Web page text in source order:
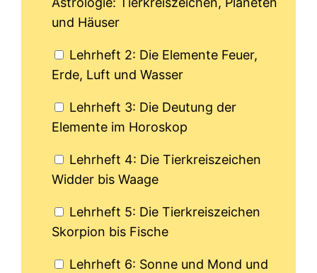
und Häuser
Lehrheft 2: Die Elemente Feuer,
Erde, Luft und Wasser
Lehrheft 3: Die Deutung der
Elemente im Horoskop
Lehrheft 4: Die Tierkreiszeichen
Widder bis Waage
Lehrheft 5: Die Tierkreiszeichen
Skorpion bis Fische
Lehrheft 6: Sonne und Mond und